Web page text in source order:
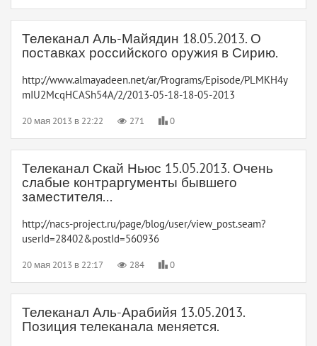
Телеканал Аль-Майядин 18.05.2013. О
поставках российского оружия в Сирию.
http://www.almayadeen.net/ar/Programs/Episode/PLMKH4y
mIU2McqHCASh54A/2/2013-05-18-18-05-2013
20 мая 2013 в 22:22 271 0
Телеканал Скай Ньюс 15.05.2013. Очень
слабые контраргументы бывшего
заместителя...
http://nacs-project.ru/page/blog/user/view_post.seam?
userId=28402&postId=560936
20 мая 2013 в 22:17 284 0
Телеканал Аль-Арабийя 13.05.2013.
Позиция телеканала меняется.